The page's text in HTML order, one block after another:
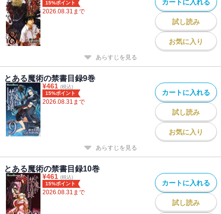
15%ポイント
2026.08.31 まで
カートに入れる
試し読み
お気に入り
あらすじを見る
とある魔術の禁書目録9巻
¥461 (税込)
15%ポイント
2026.08.31 まで
カートに入れる
試し読み
お気に入り
あらすじを見る
とある魔術の禁書目録10巻
¥461 (税込)
15%ポイント
2026.08.31 まで
カートに入れる
試し読み